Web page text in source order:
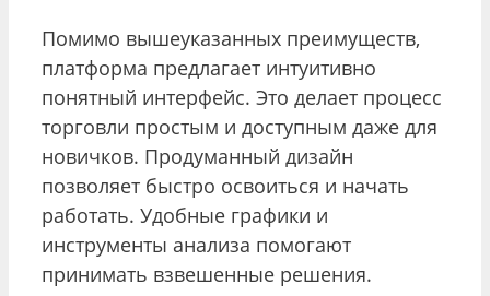
Помимо вышеуказанных преимуществ,
платформа предлагает интуитивно
понятный интерфейс. Это делает процесс
торговли простым и доступным даже для
новичков. Продуманный дизайн
позволяет быстро освоиться и начать
работать. Удобные графики и
инструменты анализа помогают
принимать взвешенные решения.